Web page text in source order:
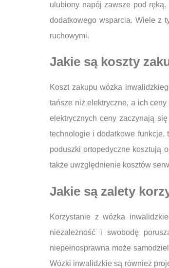
ulubiony napój zawsze pod
dodatkowego wsparcia. Wiele z
ruchowymi.
Jakie są koszty
Koszt zakupu wózka
tańsze niż elektryczne, a ich
elektrycznych ceny zaczynają
technologie i dodatkowe funkcje,
poduszki ortopedyczne kosztują
także uwzględnienie kosztów
Jakie są zalety
Korzystanie z wózka
niezależność i swobodę
niepełnosprawna może
Wózki inwalidzkie są również